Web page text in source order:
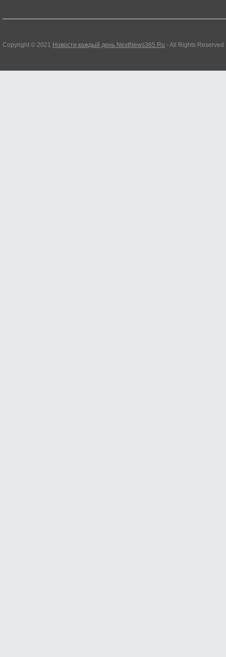
Copyright © 2021 Новости каждый день NextNews365.Ru - All Rights Reserved